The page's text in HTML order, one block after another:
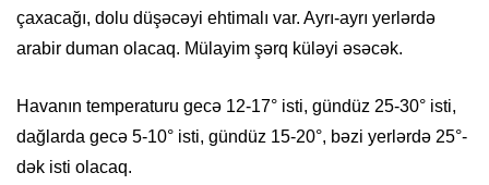
çaxacağı, dolu düşəcəyi ehtimalı var. Ayrı-ayrı yerlərdə
arabir duman olacaq. Mülayim şərq küləyi əsəcək.
Havanın temperaturu gecə 12-17° isti, gündüz 25-30° isti,
dağlarda gecə 5-10° isti, gündüz 15-20°, bəzi yerlərdə 25°-
dək isti olacaq.